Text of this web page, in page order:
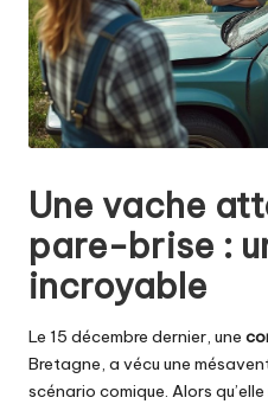
Une vache
pare-brise :
incroyable
Le 15 décembre dernier, une
Bretagne, a vécu une
scénario comique. Alors